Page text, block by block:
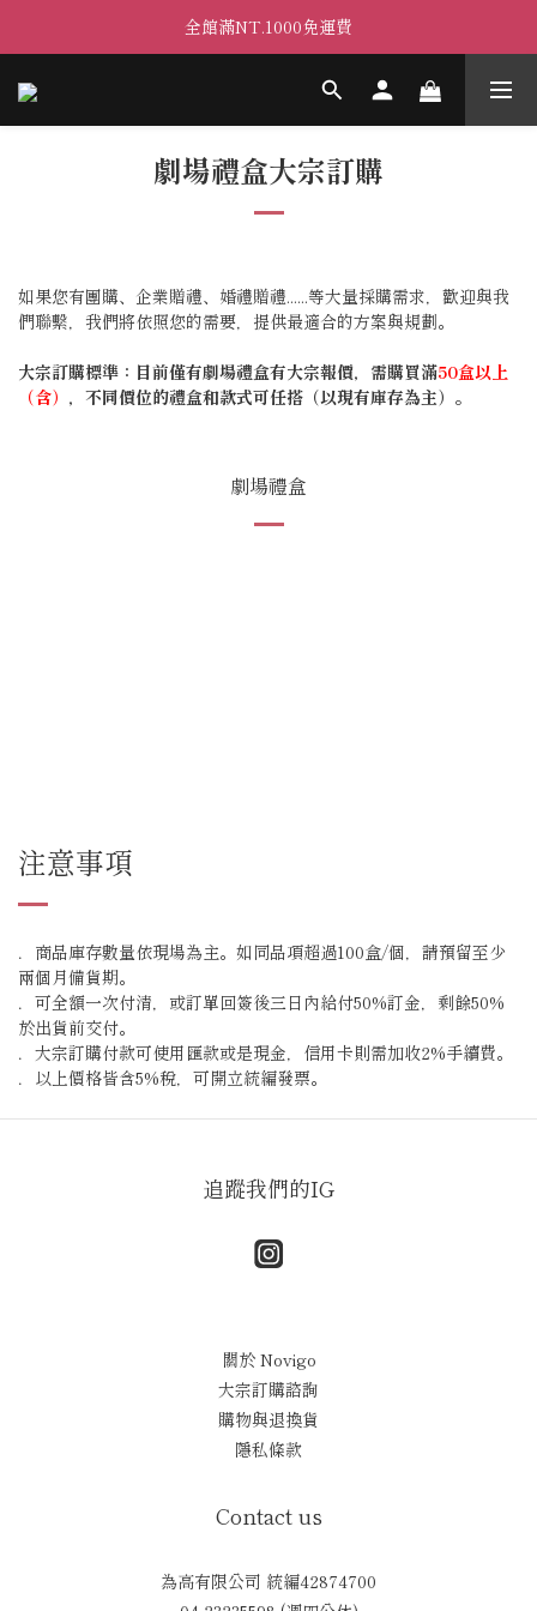
全館滿NT.1000免運費
劇場禮盒大宗訂購
如果您有團購、企業贈禮、婚禮贈禮......等大量採購需求，歡迎與我
們聯繫，我們將依照您的需要，提供最適合的方案與規劃。
大宗訂購標準：目前僅有劇場禮盒有大宗報價，需購買滿50盒以上
（含） ，不同價位的禮盒和款式可任搭（以現有庫存為主）。
劇場禮盒
注意事項
．商品庫存數量依現場為主。如同品項超過100盒/個，請預留至少
兩個月備貨期。
．可全額一次付清，或訂單回簽後三日內給付50%訂金，剩餘50%
於出貨前交付。
．大宗訂購付款可使用匯款或是現金，信用卡則需加收2%手續費。
．以上價格皆含5%稅，可開立統編發票。
追蹤我們的IG
關於 Novigo
大宗訂購諮詢
購物與退換貨
隱私條款
Contact us
為高有限公司 統編42874700